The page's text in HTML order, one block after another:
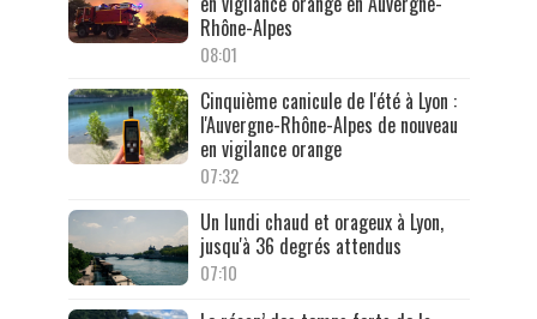
Rhône-Alpes
08:01
Cinquième canicule de l'été à Lyon :
l'Auvergne-Rhône-Alpes de nouveau
en vigilance orange
07:32
Un lundi chaud et orageux à Lyon,
jusqu'à 36 degrés attendus
07:10